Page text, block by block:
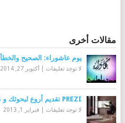
مقالات أخرى
يوم عاشوراء: الصحيح والخطأ
لا توجد تعليقات أكتوبر 27, 2014
PREZI تقديم أروع لبحوثك و عروضك
لا توجد تعليقات فبراير 1, 2013